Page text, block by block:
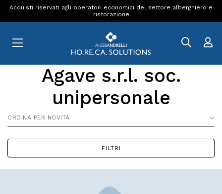
Acquisti riservati agli operatori economici del settore alberghiero e
ristorazione
Agave s.r.l. soc.
unipersonale
ORDINA PER NOVITÀ
FILTRI